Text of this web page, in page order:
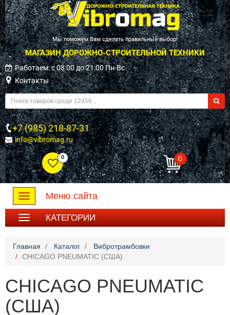
Мы поможем Вам сделать правильный выбор!
МАГАЗИН ДОРОЖНО-СТРОИТЕЛЬНОЙ ТЕХНИКИ
Работаем: c 08:00 до 21:00 Пн-Вс
Контакты
+7 (985) 218-87-31
info@vibromag.ru
0 0
Toggle
navigation
Меню сайта
КАТЕГОРИИ
Главная Каталог
Вибротрамбовки
CHICAGO PNEUMATIC (США)
CHICAGO PNEUMATIC
(США)